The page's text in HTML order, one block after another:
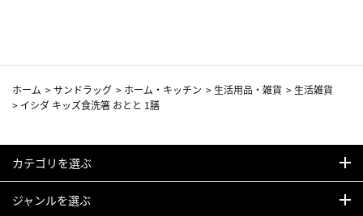
ホーム >サンドラッグ > ホーム・キッチン > 生活用品・雑貨 > 生活雑貨
> イシダ キッズ食洗箸 おとと 1膳
カテゴリを選ぶ
ジャンルを選ぶ